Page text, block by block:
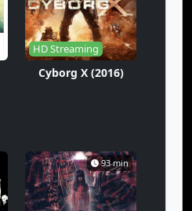
HD Streaming
Cyborg X (2016)
93 min